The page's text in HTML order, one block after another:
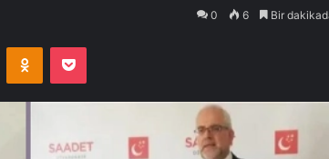
0 6 Bir
Odnoklassniki
Pocket